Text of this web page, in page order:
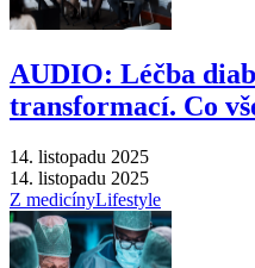
AUDIO: Léčba
transformací. Co
14. listopadu 2025
14. listopadu 2025
Z medicínyLifestyle